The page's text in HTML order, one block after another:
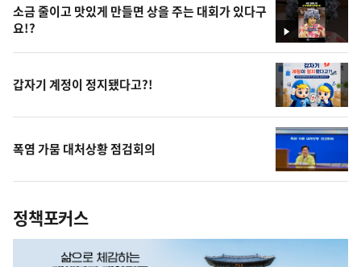
영
상
소금 줄이고 맛있게 만들면 상을 주는 대회가 있다구
요!?
갑자기 계정이 정지됐다고?!
폭염 가뭄 대처상황 점검회의
정책포커스